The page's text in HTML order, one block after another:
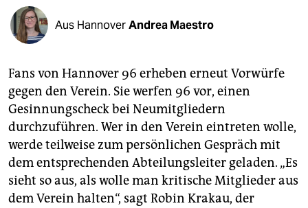
fragen & hilfe
unterstützen
abo
genossenschaft
epaper login
Aus HannoverAndrea Maestro
Fans von Hannover 96 erheben erneut Vorwürfe
gegen den Verein. Sie werfen 96 vor, einen
Gesinnungscheck bei Neumitgliedern
durchzuführen. Wer in den Verein eintreten wolle,
werde teilweise zum persönlichen Gespräch mit
dem entsprechenden Abteilungsleiter geladen. „Es
sieht so aus, als wolle man kritische Mitglieder aus
dem Verein halten“, sagt Robin Krakau, der